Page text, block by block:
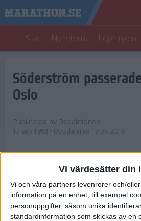
Vi värdesätter din
Vi och våra partners levenrorer och/
information på en enhet, till exempel
personuppgifter, såsom unika
standardinformation som skickas av en
Start Nyheterna Löpningen
Söderström
Oslo
Publicerad av Redaktionen
17 sep 1998 • Uppdaterad 10 okt 2010
maratonsamlaren i Sverige.
maraton.
I söndags passerade Stig
den legendariske långlöparen.